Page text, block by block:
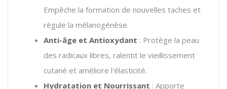
Empêche la formation de nouvelles taches et
régule la mélanogénèse.
Anti-âge et Antioxydant : Protège la peau
des radicaux libres, ralentit le vieillissement
cutané et améliore l'élasticité.
Hydratation et Nourrissant : Apporte